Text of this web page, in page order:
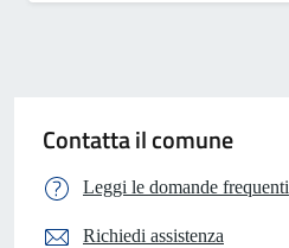
Contatta il comune
Leggi le domande frequenti
Richiedi assistenza